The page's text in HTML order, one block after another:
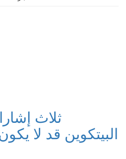
ثلاث
البيتكوين قد لا